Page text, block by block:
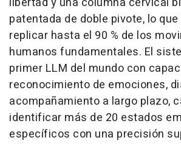
patentada de doble pivote, lo
replicar hasta el 90 % de los
humanos fundamentales. El
primer LLM del mundo con
reconocimiento de emociones,
acompañamiento a largo plazo,
identificar más de 20 estados
específicos con una precisión